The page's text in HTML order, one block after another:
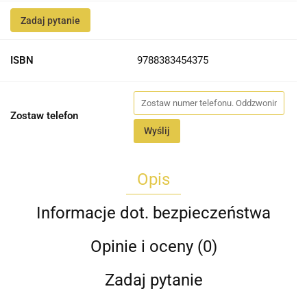
Zadaj pytanie
ISBN 9788383454375
Zostaw telefon
Wyślij
Opis
Informacje dot. bezpieczeństwa
Opinie i oceny (0)
Zadaj pytanie